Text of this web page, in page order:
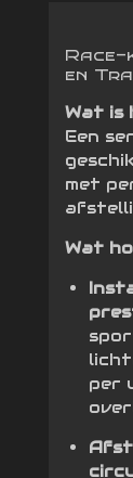
en
Wat is
Een
met
Wat
per